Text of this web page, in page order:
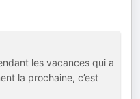
les vacances qui a
la prochaine, c’est